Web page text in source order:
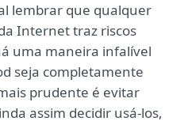
lembrar que qualquer
Internet traz riscos
uma maneira infalível
seja completamente
prudente é evitar
assim decidir usá-los,